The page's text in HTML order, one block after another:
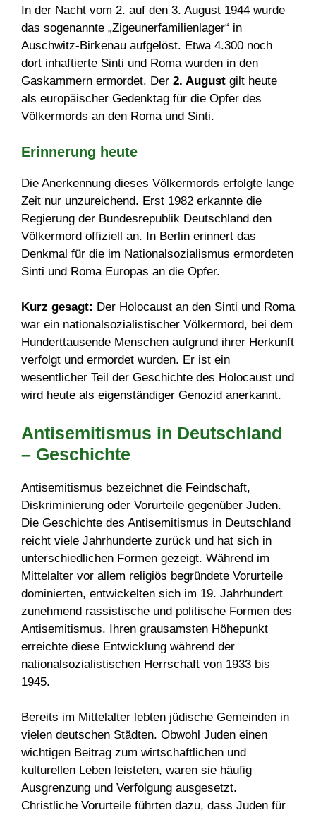
In der Nacht vom 2. auf den 3. August 1944 wurde
das sogenannte „Zigeunerfamilienlager“ in
Auschwitz-Birkenau aufgelöst. Etwa 4.300 noch
dort inhaftierte Sinti und Roma wurden in den
Gaskammern ermordet. Der 2. August gilt heute
als europäischer Gedenktag für die Opfer des
Völkermords an den Roma und Sinti.
Erinnerung heute
Die Anerkennung dieses Völkermords erfolgte lange
Zeit nur unzureichend. Erst 1982 erkannte die
Regierung der Bundesrepublik Deutschland den
Völkermord offiziell an. In Berlin erinnert das
Denkmal für die im Nationalsozialismus ermordeten
Sinti und Roma Europas an die Opfer.
Kurz gesagt: Der Holocaust an den Sinti und Roma
war ein nationalsozialistischer Völkermord, bei dem
Hunderttausende Menschen aufgrund ihrer Herkunft
verfolgt und ermordet wurden. Er ist ein
wesentlicher Teil der Geschichte des Holocaust und
wird heute als eigenständiger Genozid anerkannt.
Antisemitismus in Deutschland
– Geschichte
Antisemitismus bezeichnet die Feindschaft,
Diskriminierung oder Vorurteile gegenüber Juden.
Die Geschichte des Antisemitismus in Deutschland
reicht viele Jahrhunderte zurück und hat sich in
unterschiedlichen Formen gezeigt. Während im
Mittelalter vor allem religiös begründete Vorurteile
dominierten, entwickelten sich im 19. Jahrhundert
zunehmend rassistische und politische Formen des
Antisemitismus. Ihren grausamsten Höhepunkt
erreichte diese Entwicklung während der
nationalsozialistischen Herrschaft von 1933 bis
1945.
Bereits im Mittelalter lebten jüdische Gemeinden in
vielen deutschen Städten. Obwohl Juden einen
wichtigen Beitrag zum wirtschaftlichen und
kulturellen Leben leisteten, waren sie häufig
Ausgrenzung und Verfolgung ausgesetzt.
Christliche Vorurteile führten dazu, dass Juden für